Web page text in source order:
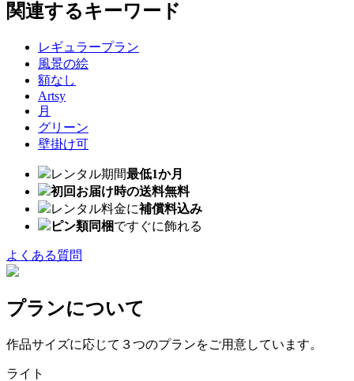
関連するキーワード
レギュラープラン
風景の絵
額なし
Artsy
月
グリーン
壁掛け可
レンタル期間最低1か月
初回お届け時の送料無料
レンタル料金に補償料込み
ピン類同梱ですぐに飾れる
よくある質問
プランについて
作品サイズに応じて３つのプランをご用意しています。
ライト